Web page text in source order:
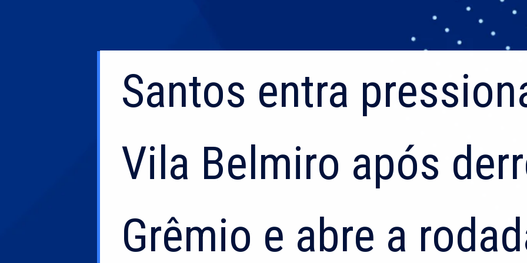
Santos entra
Vila Belmiro após
Grêmio e abre a
Santos entra
Vila Belmiro após
Grêmio e abre a